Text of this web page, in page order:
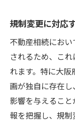
規制変更に対応
不動産相続にお
されるため、こ
れます。特に大
画が独自に存在
影響を与えるこ
報を把握し、規